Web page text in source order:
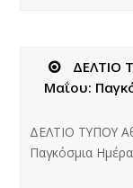
ΔΕΛΤΙΟ
Μαΐου:
ΔΕΛΤΙΟ ΤΥΠΟΥ
Παγκόσμια